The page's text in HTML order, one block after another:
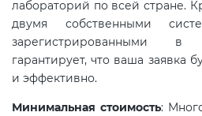
лабораторий по всей стране.
двумя собственными
зарегистрированными в
гарантирует, что ваша заявка
и эффективно.
Минимальная стоимость:
Сертификация товаров
промышленности (ТР ТС 017)
Сертификация